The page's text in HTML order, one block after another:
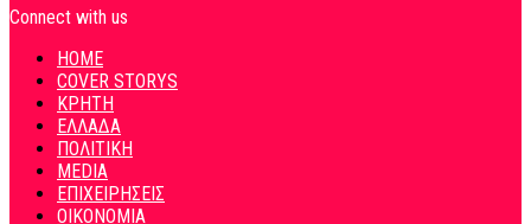
Connect with us
HOME
COVER STORYS
ΚΡΗΤΗ
ΕΛΛΑΔΑ
ΠΟΛΙΤΙΚΗ
MEDIA
ΕΠΙΧΕΙΡΗΣΕΙΣ
ΟΙΚΟΝΟΜΙΑ